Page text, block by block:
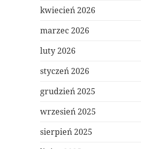
kwiecień 2026
marzec 2026
luty 2026
styczeń 2026
grudzień 2025
wrzesień 2025
sierpień 2025